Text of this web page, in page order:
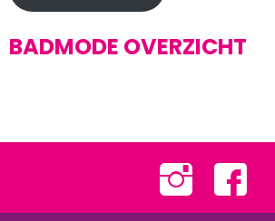
BADMODE OVERZICHT